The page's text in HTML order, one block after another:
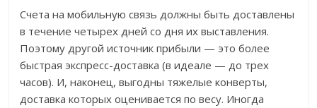
Счета на мобильную связь должны быть доставлены
в течение четырех дней со дня их выставления.
Поэтому другой источник прибыли — это более
быстрая экспресс-доставка (в идеале — до трех
часов). И, наконец, выгодны тяжелые конверты,
доставка которых оценивается по весу. Иногда